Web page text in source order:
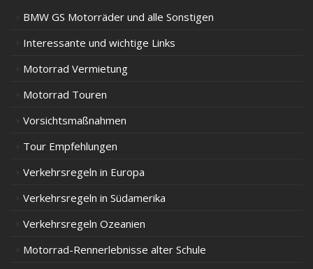
BMW GS Motorräder und alle Sonstigen
Interessante und wichtige Links
Motorrad Vermietung
Motorrad Touren
Vorsichtsmaßnahmen
Tour Empfehlungen
Verkehrsregeln in Europa
Verkehrsregeln in Südamerika
Verkehrsregeln Ozeanien
Motorrad-Rennerlebnisse alter Schule